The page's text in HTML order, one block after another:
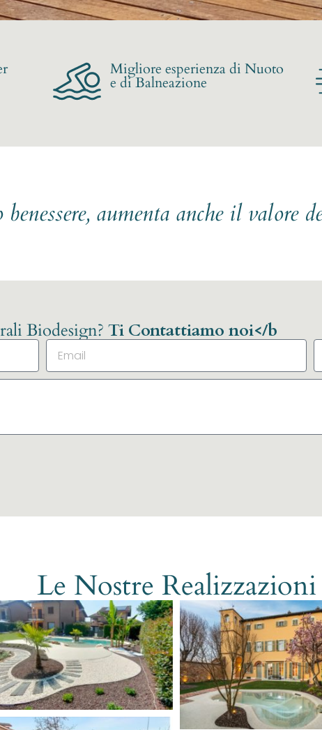
Migliore esperienza di Nuoto
e di Balneazione
aumenta anche il valore
Biodesign? Ti Contattiamo noi</b
Le Nostre Realizzazioni